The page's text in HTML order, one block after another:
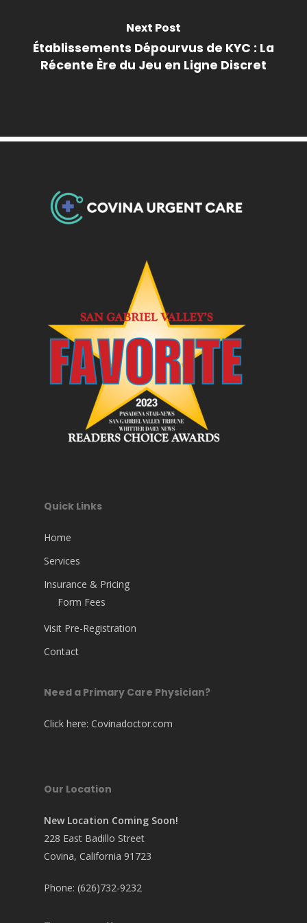
Next Post
Établissements Dépourvus de KYC : La
Récente Ère du Jeu en Ligne Discret
Quick Links
Home
Services
Insurance & Pricing
Form Fees
Visit Pre-Registration
Contact
Need a Primary Care Physician?
Click here: Covinadoctor.com
Our Location
New Location Coming Soon!
228 East Badillo Street
Covina, California 91723
Phone: (626)732-9232